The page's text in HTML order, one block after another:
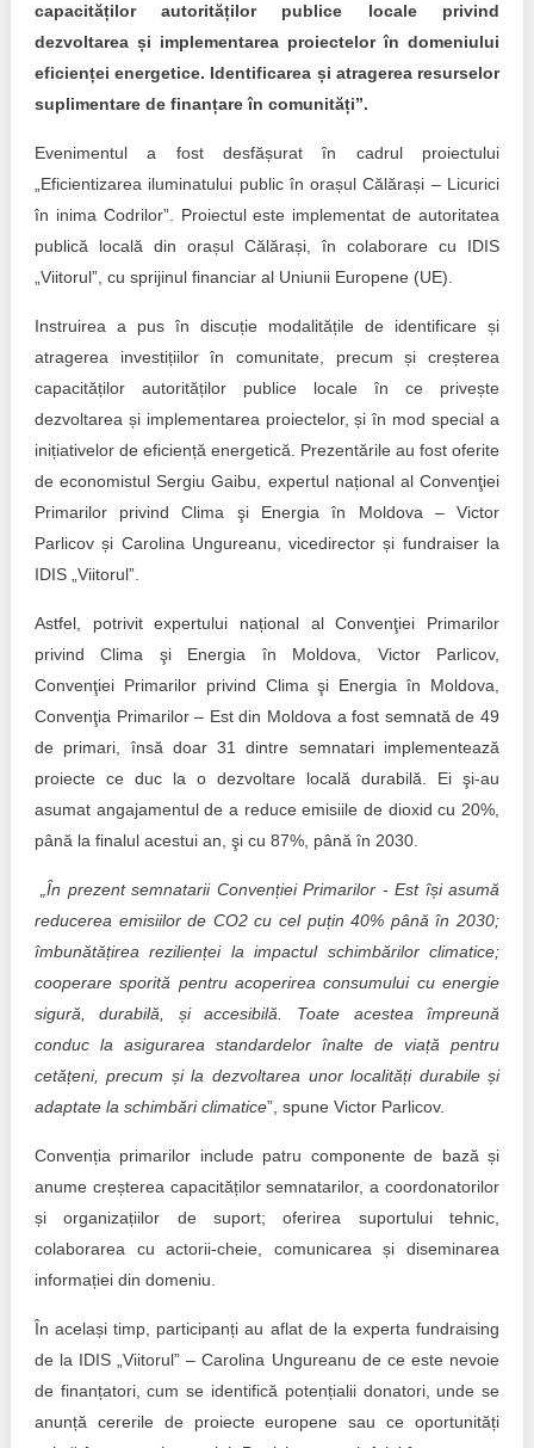
Integrity of public procurement in Moldova
Public procurement
capacităților autorităților publice locale privind
dezvoltarea și implementarea proiectelor în domeniului
eficienței energetice. Identificarea și atragerea resurselor
suplimentare de finanțare în comunități”.
Evenimentul a fost desfășurat în cadrul proiectului
„Eficientizarea iluminatului public în orașul Călărași – Licurici
în inima Codrilor”. Proiectul este implementat de autoritatea
publică locală din orașul Călărași, în colaborare cu IDIS
„Viitorul”, cu sprijinul financiar al Uniunii Europene (UE).
Instruirea a pus în discuție modalitățile de identificare și
atragerea investițiilor în comunitate, precum și creșterea
capacităților autorităților publice locale în ce privește
dezvoltarea și implementarea proiectelor, și în mod special a
inițiativelor de eficiență energetică. Prezentările au fost oferite
de economistul Sergiu Gaibu, expertul național al Convenţiei
Primarilor privind Clima şi Energia în Moldova – Victor
Parlicov și Carolina Ungureanu, vicedirector și fundraiser la
IDIS „Viitorul”.
Astfel, potrivit expertului național al Convenţiei Primarilor
privind Clima şi Energia în Moldova, Victor Parlicov,
Convenţiei Primarilor privind Clima şi Energia în Moldova,
Convenţia Primarilor – Est din Moldova a fost semnată de 49
de primari, însă doar 31 dintre semnatari implementează
proiecte ce duc la o dezvoltare locală durabilă. Ei şi-au
asumat angajamentul de a reduce emisiile de dioxid cu 20%,
până la finalul acestui an, şi cu 87%, până în 2030.
„În prezent semnatarii Convenției Primarilor - Est își asumă
reducerea emisiilor de CO2 cu cel puțin 40% până în 2030;
îmbunătățirea rezilienței la impactul schimbărilor climatice;
cooperare sporită pentru acoperirea consumului cu energie
sigură, durabilă, și accesibilă. Toate acestea împreună
conduc la asigurarea standardelor înalte de viață pentru
cetățeni, precum și la dezvoltarea unor localități durabile și
adaptate la schimbări climatice”, spune Victor Parlicov.
Convenția primarilor include patru componente de bază și
anume creșterea capacităților semnatarilor, a coordonatorilor
și organizațiilor de suport; oferirea suportului tehnic,
colaborarea cu actorii-cheie, comunicarea și diseminarea
informației din domeniu.
În același timp, participanți au aflat de la experta fundraising
de la IDIS „Viitorul” – Carolina Ungureanu de ce este nevoie
de finanțatori, cum se identifică potențialii donatori, unde se
anunță cererile de proiecte europene sau ce oportunități